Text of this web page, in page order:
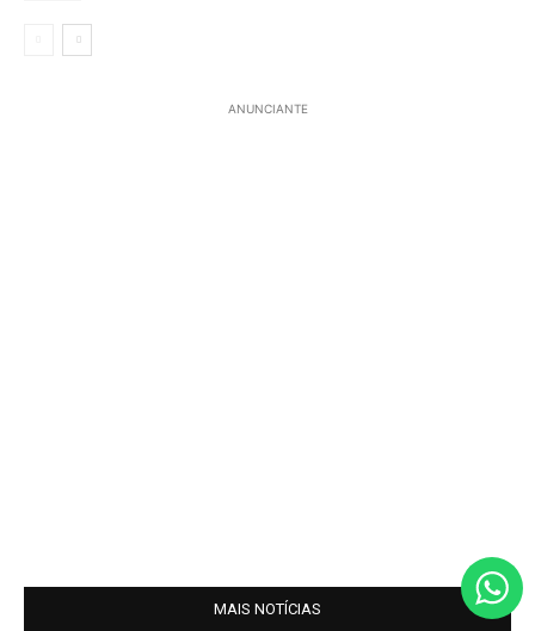
ANUNCIANTE
MAIS NOTÍCIAS